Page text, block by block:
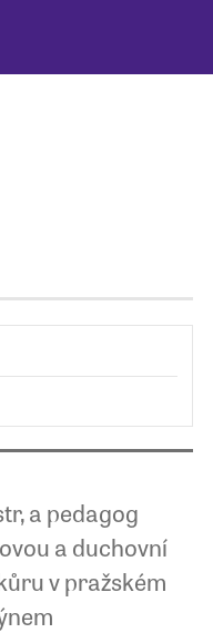
a pedagog
a duchovní
v pražském